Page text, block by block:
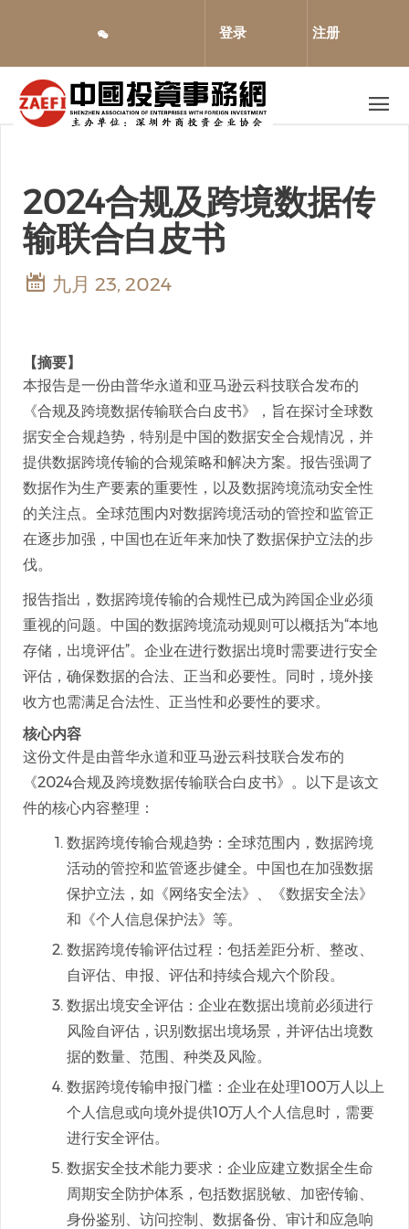
主
登录 注册
2024合规及跨境数据传
输联合白皮书
九月 23, 2024
【摘要】
本报告是一份由普华永道和亚马逊云科技联合发布的
《合规及跨境数据传输联合白皮书》，旨在探讨全球数
据安全合规趋势，特别是中国的数据安全合规情况，并
提供数据跨境传输的合规策略和解决方案。报告强调了
数据作为生产要素的重要性，以及数据跨境流动安全性
的关注点。全球范围内对数据跨境活动的管控和监管正
在逐步加强，中国也在近年来加快了数据保护立法的步
伐。
报告指出，数据跨境传输的合规性已成为跨国企业必须
重视的问题。中国的数据跨境流动规则可以概括为“本地
存储，出境评估”。企业在进行数据出境时需要进行安全
评估，确保数据的合法、正当和必要性。同时，境外接
收方也需满足合法性、正当性和必要性的要求。
核心内容
这份文件是由普华永道和亚马逊云科技联合发布的
《2024合规及跨境数据传输联合白皮书》。以下是该文
件的核心内容整理：
数据跨境传输合规趋势：全球范围内，数据跨境
活动的管控和监管逐步健全。中国也在加强数据
保护立法，如《网络安全法》、《数据安全法》
和《个人信息保护法》等。
数据跨境传输评估过程：包括差距分析、整改、
自评估、申报、评估和持续合规六个阶段。
数据出境安全评估：企业在数据出境前必须进行
风险自评估，识别数据出境场景，并评估出境数
据的数量、范围、种类及风险。
数据跨境传输申报门槛：企业在处理100万人以上
个人信息或向境外提供10万人个人信息时，需要
进行安全评估。
数据安全技术能力要求：企业应建立数据全生命
周期安全防护体系，包括数据脱敏、加密传输、
身份鉴别、访问控制、数据备份、审计和应急响